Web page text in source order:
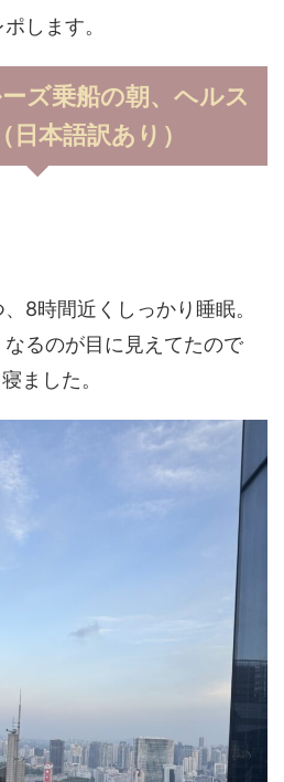
します。
ズ乗船の朝、ヘルス
本語訳あり）
8時間近くしっかり睡眠。
るのが目に見えてたので
ました。